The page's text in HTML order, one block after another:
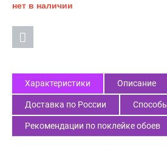
нет в наличии
Характеристики Описание
Доставка по России
Рекомендации по поклейке обоев